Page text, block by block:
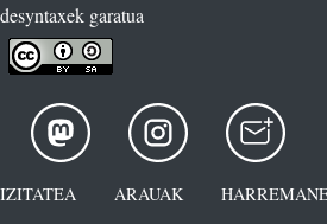
garatua
ARAUAK